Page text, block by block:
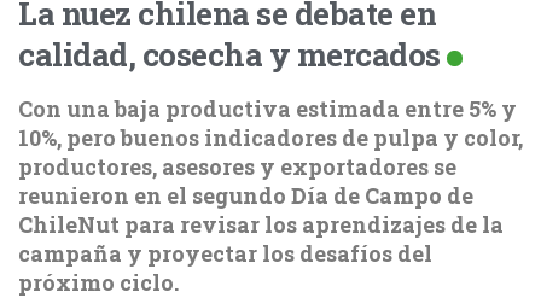
La nuez chilena se debate en
calidad, cosecha y mercados
Con una baja productiva estimada entre 5% y
10%, pero buenos indicadores de pulpa y color,
productores, asesores y exportadores se
reunieron en el segundo Día de Campo de
ChileNut para revisar los aprendizajes de la
campaña y proyectar los desafíos del
próximo ciclo.